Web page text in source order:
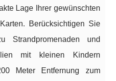
Lage Ihrer gewünschten
Berücksichtigen Sie
und
mit kleinen Kindern
Meter Entfernung zum